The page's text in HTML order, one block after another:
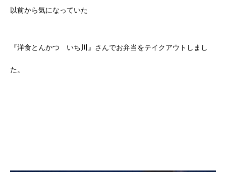
以前から気になっていた
『洋食とんかつ いち川』さんでお弁当をテイクアウトしまし
た。